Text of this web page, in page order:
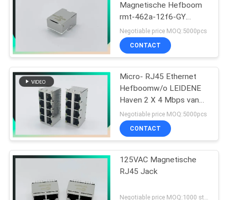
Magnetische Hefboom
rmt-462a-12f6-GY
MIC3801D-5166
Negotiable price MOQ:5000pcs
CONTACT
Micro- RJ45 Ethernet
Hefboomw/o LEIDENE
Haven 2 X 4 Mbps van
PHC 10/100/1000
Negotiable price MOQ:5000pcs
CONTACT
125VAC Magnetische
RJ45 Jack